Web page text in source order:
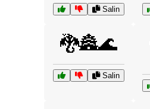
Salin
🐉🏯🌊
Salin